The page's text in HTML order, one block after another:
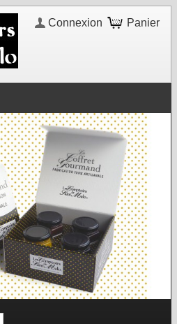
Panier
Connexion